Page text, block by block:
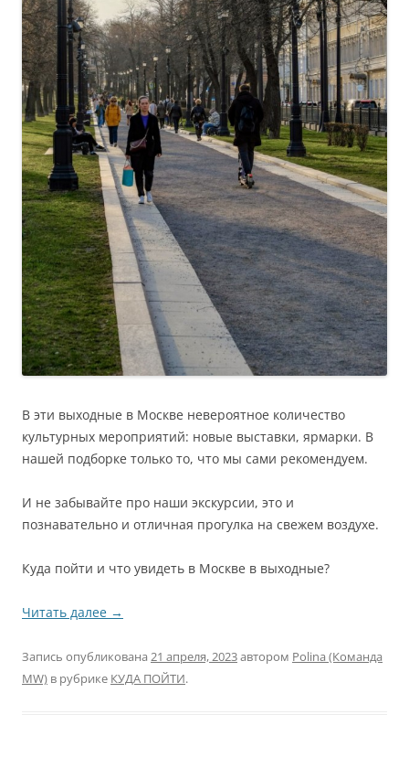
В эти выходные в Москве невероятное количество
культурных мероприятий: новые выставки, ярмарки. В
нашей подборке только то, что мы сами рекомендуем.
И не забывайте про наши экскурсии, это и
познавательно и отличная прогулка на свежем воздухе.
Куда пойти и что увидеть в Москве в выходные?
Читать далее →
Запись опубликована 21 апреля, 2023автором Polina (Команда
MW) в рубрике КУДА ПОЙТИ.